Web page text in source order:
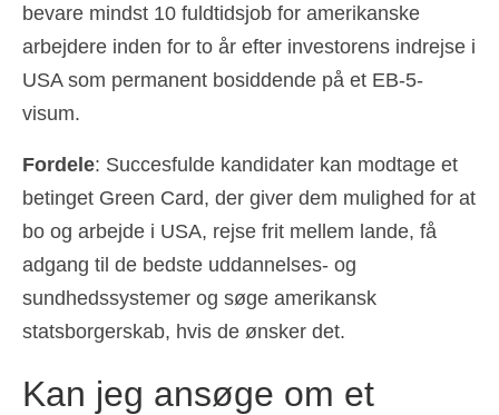
bevare mindst 10 fuldtidsjob for amerikanske
arbejdere inden for to år efter investorens indrejse i
USA som permanent bosiddende på et EB-5-
visum.
Fordele: Succesfulde kandidater kan modtage et
betinget Green Card, der giver dem mulighed for at
bo og arbejde i USA, rejse frit mellem lande, få
adgang til de bedste uddannelses- og
sundhedssystemer og søge amerikansk
statsborgerskab, hvis de ønsker det.
Kan jeg ansøge om et